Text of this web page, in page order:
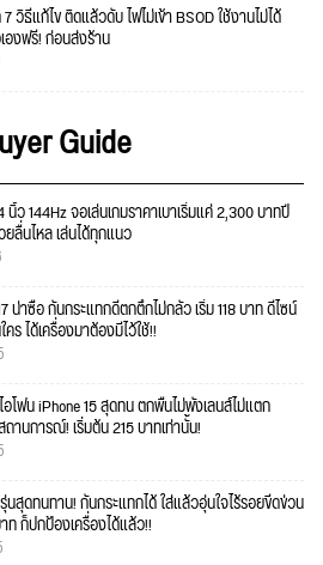
วิธีแก้ไข ติดแล้วดับ ไฟไม่เข้า BSOD ใช้งานไม่ได้
องฟรี! ก่อนส่งร้าน
Guide
ว 144Hz จอเล่นเกมราคาเบาเริ่มแค่ 2,300 บาทปี
ลื่นไหล เล่นได้ทุกแนว
น่าซื้อ กันกระแทกดีตกตึกไม่กลัว เริ่ม 118 บาท ดีไซน์
ร ได้เครื่องมาต้องมีไว้ใช้!!
อโฟน iPhone 15 สุดทน ตกพื้นไม่พังเลนส์ไม่แตก
านการณ์! เริ่มต้น 215 บาทเท่านั้น!
นสุดทนทาน! กันกระแทกได้ ใส่แล้วอุ่นใจไร้รอยขีดข่วน
ท ก็ปกป้องเครื่องได้แล้ว!!